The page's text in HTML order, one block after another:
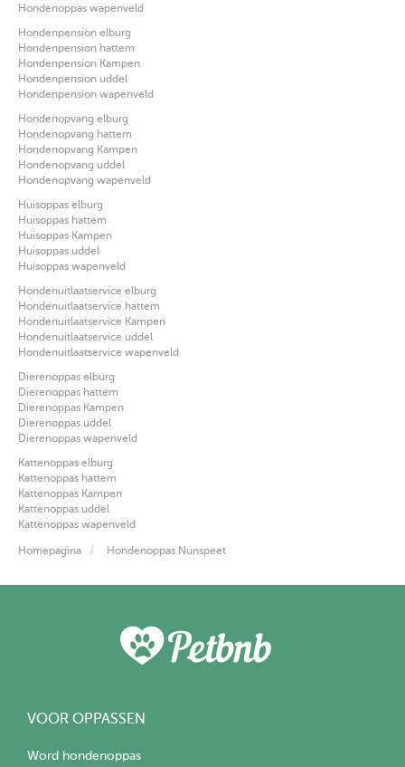
Hondenoppas wapenveld
Hondenpension elburg
Hondenpension hattem
Hondenpension Kampen
Hondenpension uddel
Hondenpension wapenveld
Hondenopvang elburg
Hondenopvang hattem
Hondenopvang Kampen
Hondenopvang uddel
Hondenopvang wapenveld
Huisoppas elburg
Huisoppas hattem
Huisoppas Kampen
Huisoppas uddel
Huisoppas wapenveld
Hondenuitlaatservice elburg
Hondenuitlaatservice hattem
Hondenuitlaatservice Kampen
Hondenuitlaatservice uddel
Hondenuitlaatservice wapenveld
Dierenoppas elburg
Dierenoppas hattem
Dierenoppas Kampen
Dierenoppas uddel
Dierenoppas wapenveld
Kattenoppas elburg
Kattenoppas hattem
Kattenoppas Kampen
Kattenoppas uddel
Kattenoppas wapenveld
Homepagina Hondenoppas Nunspeet
VOOR OPPASSEN
Word hondenoppas